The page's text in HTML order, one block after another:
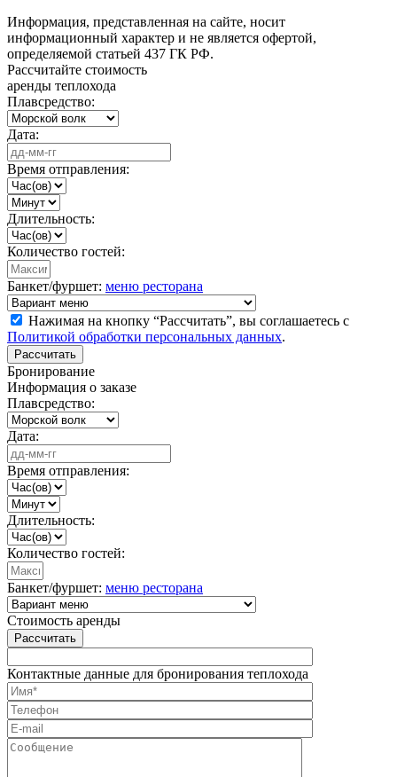
Информация, представленная на сайте, носит
информационный характер и не является офертой,
определяемой статьей 437 ГК РФ.
Рассчитайте стоимость
аренды теплохода
Плавсредство:
Дата:
Время отправления:
Длительность:
Количество гостей:
Банкет/фуршет: меню ресторана
Нажимая на кнопку “Рассчитать”, вы соглашаетесь с
Политикой обработки персональных данных.
Рассчитать
Бронирование
Информация о заказе
Плавсредство:
Дата:
Время отправления:
Длительность:
Количество гостей:
Банкет/фуршет: меню ресторана
Стоимость аренды
Рассчитать
Контактные данные для бронирования теплохода